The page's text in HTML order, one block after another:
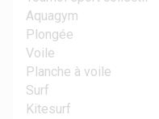
Aquagym
Plongée
Voile
Planche à voile
Surf
Kitesurf